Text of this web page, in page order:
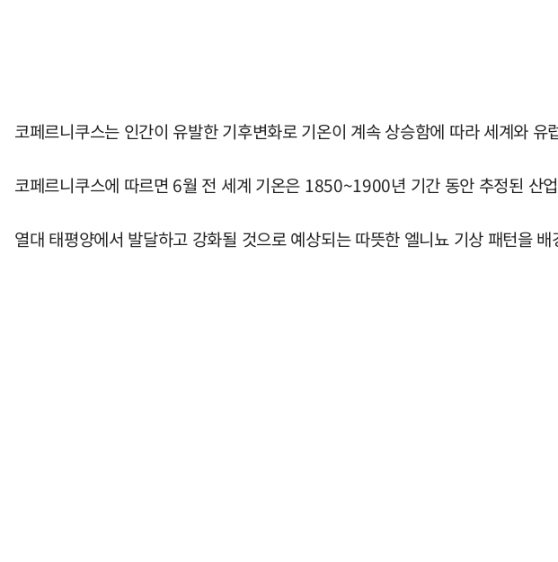
코페르니쿠스는 인간이 유발한 기후변화로 기온이 계속 상승함에 따라 세계와
코페르니쿠스에 따르면 6월 전 세계 기온은 1850~1900년 기간 동안 추정된 산
열대 태평양에서 발달하고 강화될 것으로 예상되는 따뜻한 엘니뇨 기상 패턴을